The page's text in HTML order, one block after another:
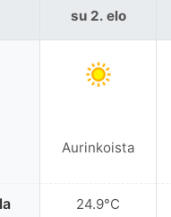
su 2. elo
Aurinkoista
24.9°C